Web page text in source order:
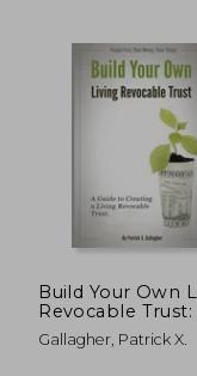
dcto.
Build Your Own
Revocable Trust:
Guide to Creating
Living Revocable
Gallagher, Patrick X.